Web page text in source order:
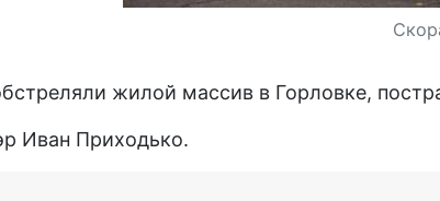
жилой массив в Горловке,
Иван Приходько.